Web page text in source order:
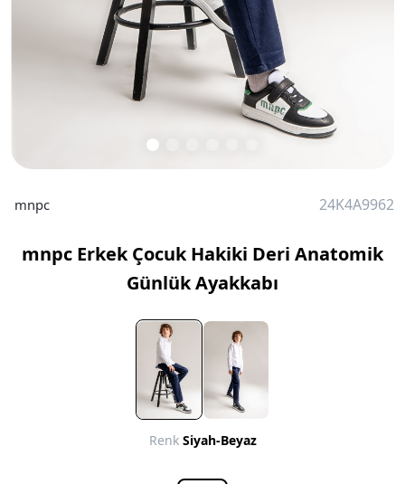
mnpc 24K4A9962
mnpc Erkek Çocuk Hakiki Deri Anatomik
Günlük Ayakkabı
Renk Siyah-Beyaz